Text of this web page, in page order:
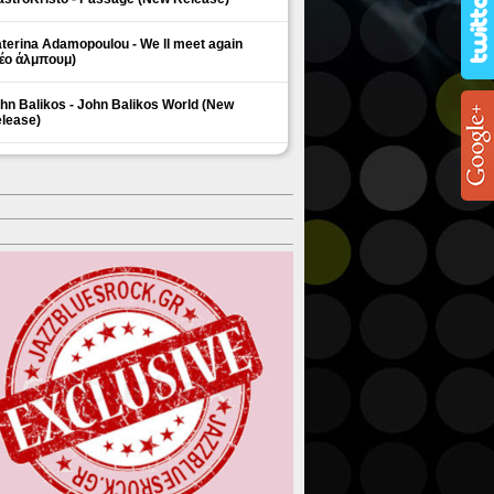
Adamopoulou - We ll meet again
άλμπουμ)
Balikos - John Balikos World (New